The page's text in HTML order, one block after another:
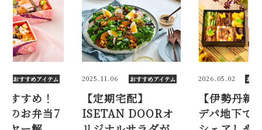
テム
7
2025.11.06 おすすめアイテム
【定期宅配】
ISETAN DOORオ
2026.05.02 おすすめアイテム
【伊勢丹新宿店】
デパ地下で人気の